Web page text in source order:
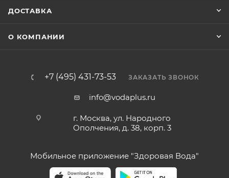
ДОСТАВКА
О КОМПАНИИ
+7 (495) 431-73-53 ЗАКАЗАТЬ ЗВОНОК
info@vodaplus.ru
г. Москва, ул. Народного
Ополчения, д. 38, корп. 3
Мобильное приложение "Здоровая Вода"